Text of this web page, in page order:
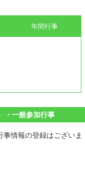
年間行事
・一般参加行事
情報の登録はございま